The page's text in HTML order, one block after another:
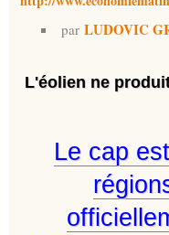
par LUDOVIC
L'éolien ne
Le cap